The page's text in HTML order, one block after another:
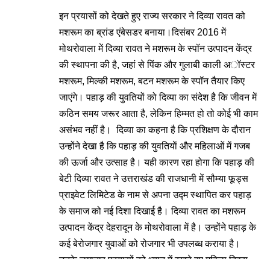
इन प्रयासों को देखते हुए राज्य सरकार ने दिव्या रावत को
मशरूम का ब्रांड एंबेसडर बनाया।दिसंबर 2016 में
मोथरोवाला में दिव्या रावत ने मशरूम के स्पॉन उत्पादन केंद्र
की स्थापना की है, जहां से पिंक और गुलाबी काली अॉस्टर
मशरूम, मिल्की मशरूम, बटन मशरूम के स्पॉन तैयार किए
जाएंगे। पहाड़ की युवतियों को दिव्या का संदेश है कि जीवन में
कठिन समय जरूर आता है, लेकिन हिम्मत हो तो कोई भी काम
असंभव नहीं है। दिव्या का कहना है कि प्रशिक्षण के दौरान
उन्होंने देखा है कि पहाड़ की युवतियाें और महिलाओं में गजब
की ऊर्जा और उत्साह है। यही कारण रहा होगा कि पहाड़ की
बेटी दिव्या रावत ने उत्तराखंड की राजधानी में सौम्या फूड्स
प्राइवेट लिमिटेड के नाम से अपना उद्म स्थापित कर पहाड़
के समाज को नई दिशा दिखाई है। दिव्या रावत का मशरूम
उत्पादन केंद्र देहरादून के मोथरोवाला में है। उन्होंने पहाड़ के
कई बेरोजगार युवाओं को रोजगार भी उपलब्ध कराया है।